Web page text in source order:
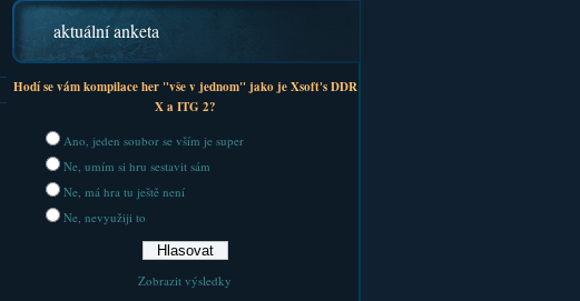
aktuální anketa
Hodí se vám kompilace her "vše v jednom" jako je Xsoft's DDR
X a ITG 2?
Ano, jeden soubor se vším je super
Ne, umím si hru sestavit sám
Ne, má hra tu ještě není
Ne, nevyužiji to
Zobrazit výsledky